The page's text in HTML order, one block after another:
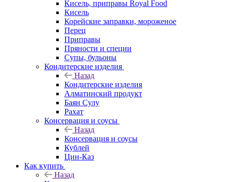
Кисель, приправы Royal Food
Кисель
Корейские заправки, мороженое
Перец
Приправы
Пряности и специи
Супы, бульоны
Кондитерские изделия
Назад
Кондитерские изделия
Алматинский продукт
Баян Сулу
Рахат
Консервация и соусы
Назад
Консервация и соусы
Кублей
Цин-Каз
Как купить
Назад